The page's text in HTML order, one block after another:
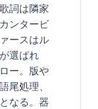
詞は隣家
ンタービ
ースはル
選ばれ
ー。版や
尾処理、
なる。器